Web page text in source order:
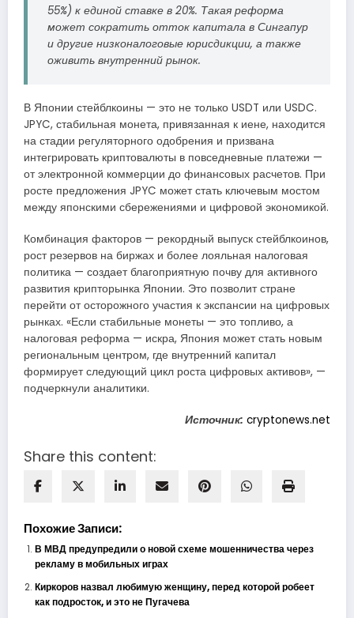
55%) к единой ставке в 20%. Такая реформа
может сократить отток капитала в Сингапур
и другие низконалоговые юрисдикции, а также
оживить внутренний рынок.
В Японии стейблкоины — это не только USDT или USDC.
JPYC, стабильная монета, привязанная к иене, находится
на стадии регуляторного одобрения и призвана
интегрировать криптовалюты в повседневные платежи —
от электронной коммерции до финансовых расчетов. При
росте предложения JPYC может стать ключевым мостом
между японскими сбережениями и цифровой экономикой.
Комбинация факторов — рекордный выпуск стейблкоинов,
рост резервов на биржах и более лояльная налоговая
политика — создает благоприятную почву для активного
развития крипторынка Японии. Это позволит стране
перейти от осторожного участия к экспансии на цифровых
рынках. «Если стабильные монеты — это топливо, а
налоговая реформа — искра, Япония может стать новым
региональным центром, где внутренний капитал
формирует следующий цикл роста цифровых активов», —
подчеркнули аналитики.
Источник: cryptonews.net
Share this content:
Похожие Записи:
В МВД предупредили о новой схеме мошенничества через
рекламу в мобильных играх
Киркоров назвал любимую женщину, перед которой робеет
как подросток, и это не Пугачева